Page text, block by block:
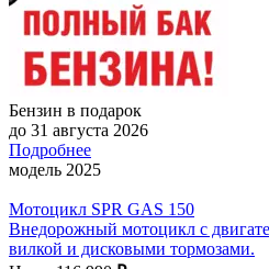
Бензин в подарок
до 31 августа 2026
Подробнее
модель 2025
Мотоцикл SPR GAS 150
Внедорожный мотоцикл с
вилкой и дисковыми тормозами.